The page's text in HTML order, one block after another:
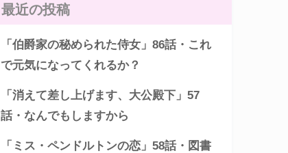
最近の投稿
「伯爵家の秘められた侍女」86話・これ
で元気になってくれるか？
「消えて差し上げます、大公殿下」57
話・なんでもしますから
「ミス・ペンドルトンの恋」58話・図書